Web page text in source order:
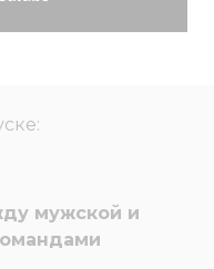
мужской и